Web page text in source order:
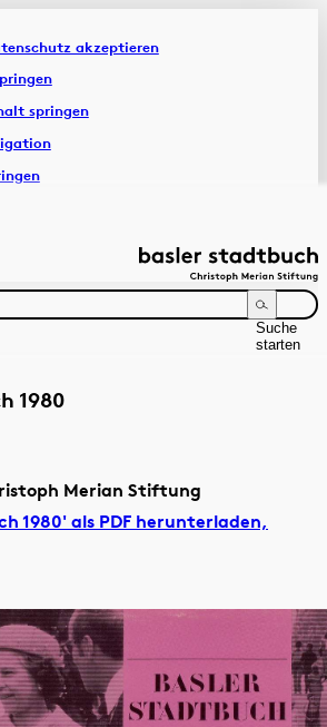
akzeptieren
springen
& Dossiers
Chronik
Suche
starten
1980
Merian Stiftung
1980' als PDF herunterladen,